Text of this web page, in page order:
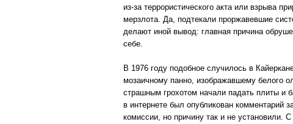
из-за террористического акта или взрыва
мерзлота. Да, подтекали проржавевшие
делают иной вывод: главная причина
себе.
В 1976 году подобное случилось в
мозаичному панно, изображавшему белого
страшным грохотом начали падать плиты и
в интернете был опубликован комментарий
комиссии, но причину так и не установили.